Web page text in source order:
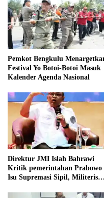
Pemkot Bengkulu
Festival Yo Botoi-Botoi Masuk
Kalender Agenda Nasional
Direktur JMI Islah Bahrawi
Kritik pemerintahan Prabowo
Isu Supremasi Sipil, Militerisasi,